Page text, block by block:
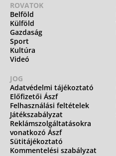
ROVATOK
Belföld
Külföld
Gazdaság
Sport
Kultúra
Videó
JOG
Adatvédelmi tájékoztató
Előfizetői Ászf
Felhasználási feltételek
Játékszabályzat
Reklámszolgáltatásokra
vonatkozó Ászf
Sütitájékoztató
Kommentelési szabályzat